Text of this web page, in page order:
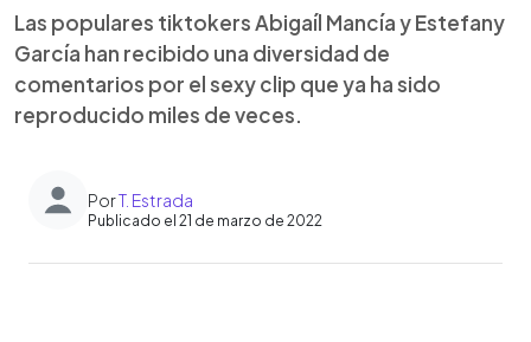
Las populares tiktokers Abigaíl Mancía y Estefany
García han recibido una diversidad de
comentarios por el sexy clip que ya ha sido
reproducido miles de veces.
PorT. Estrada
Publicado el 21 de marzo de 2022